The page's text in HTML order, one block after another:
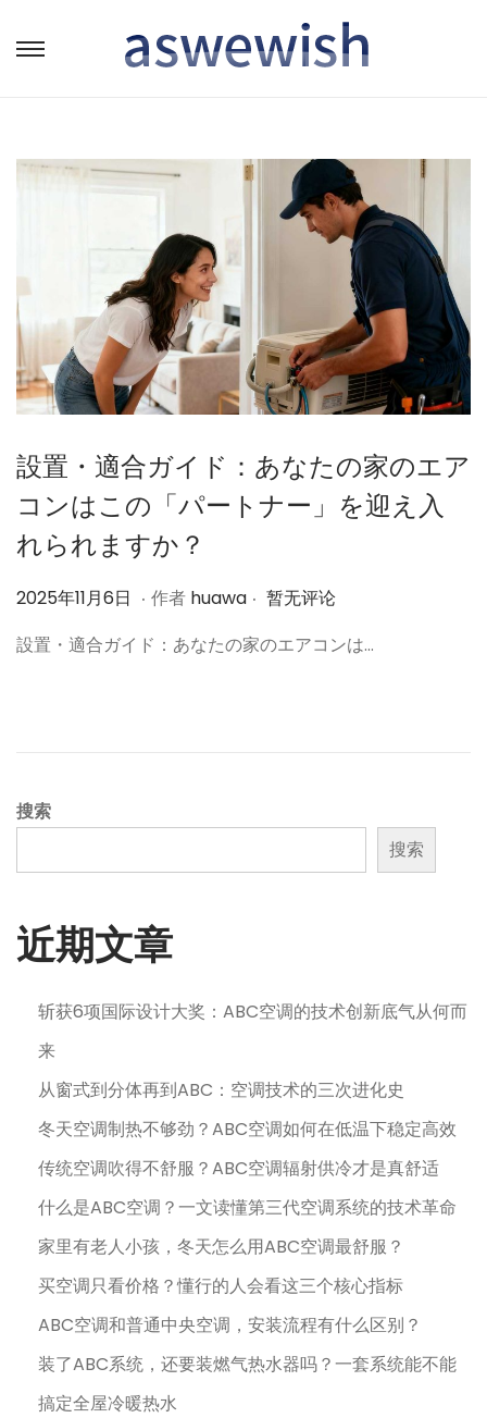
转
航
跳
容
設置・適合ガイド：あなたの家のエア
コンはこの「パートナー」を迎え入
れられますか？
作
2025年11月6日 2
2
日
. 作者 huawa . 暂无评论
設置・適合ガイド：あなたの家のエアコンは…
搜索
搜索
近期文章
斩获6项国际设计大奖：ABC空调的技术创新底气从何而
来
从窗式到分体再到ABC：空调技术的三次进化史
冬天空调制热不够劲？ABC空调如何在低温下稳定高效
传统空调吹得不舒服？ABC空调辐射供冷才是真舒适
什么是ABC空调？一文读懂第三代空调系统的技术革命
家里有老人小孩，冬天怎么用ABC空调最舒服？
买空调只看价格？懂行的人会看这三个核心指标
ABC空调和普通中央空调，安装流程有什么区别？
装了ABC系统，还要装燃气热水器吗？一套系统能不能
搞定全屋冷暖热水